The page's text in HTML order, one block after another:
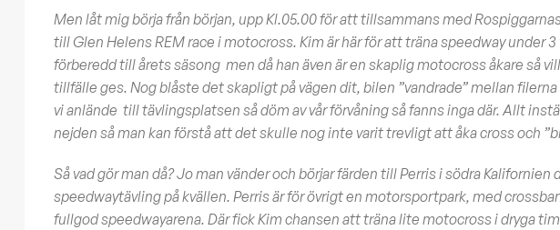
Men låt mig börja från början, upp Kl.05.00 för att tillsammans med
till Glen Helens REM race i motocross. Kim är här för att träna speedway under
förberedd till årets säsong men då han även är en skaplig motocross åkare så
tillfälle ges. Nog blåste det skapligt på vägen dit, bilen ”vandrade” mellan
vi anlände till tävlingsplatsen så döm av vår förvåning så fanns inga där. Allt
nejden så man kan förstå att det skulle nog inte varit trevligt att åka cross och
Så vad gör man då? Jo man vänder och börjar färden till Perris i södra Kalifornien
speedwaytävling på kvällen. Perris är för övrigt en motorsportpark, med
fullgod speedwayarena. Där fick Kim chansen att träna lite motocross i dryga